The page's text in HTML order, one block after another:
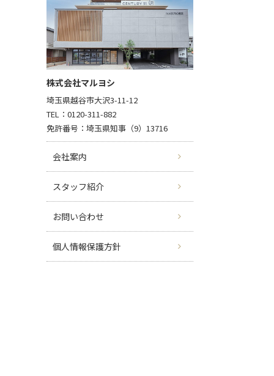
株式会社マルヨシ
埼玉県越谷市大沢3-11-12
TEL：0120-311-882
免許番号：埼玉県知事（9）13716
会社案内
スタッフ紹介
お問い合わせ
個人情報保護方針